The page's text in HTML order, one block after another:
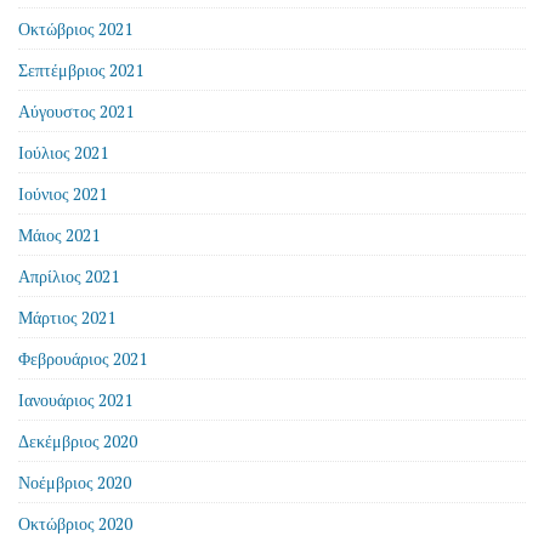
Οκτώβριος 2021
Σεπτέμβριος 2021
Αύγουστος 2021
Ιούλιος 2021
Ιούνιος 2021
Μάιος 2021
Απρίλιος 2021
Μάρτιος 2021
Φεβρουάριος 2021
Ιανουάριος 2021
Δεκέμβριος 2020
Νοέμβριος 2020
Οκτώβριος 2020